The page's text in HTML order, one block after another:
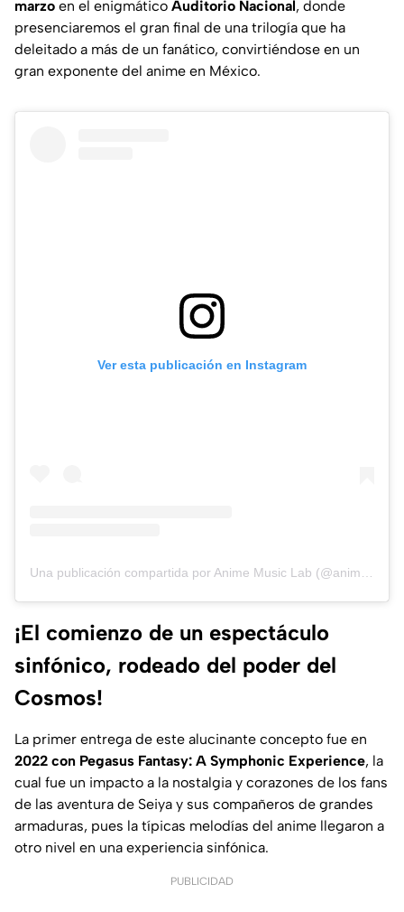
marzo en el enigmático Auditorio Nacional, donde
presenciaremos el gran final de una trilogía que ha
deleitado a más de un fanático, convirtiéndose en un
gran exponente del anime en México.
Ver esta publicación en Instagram
¡El comienzo de un espectáculo
sinfónico, rodeado del poder del
Cosmos!
La primer entrega de este alucinante concepto fue en
2022 con Pegasus Fantasy: A Symphonic Experience, la
cual fue un impacto a la nostalgia y corazones de los fans
de las aventura de Seiya y sus compañeros de grandes
armaduras, pues la típicas melodías del anime llegaron a
otro nivel en una experiencia sinfónica.
PUBLICIDAD